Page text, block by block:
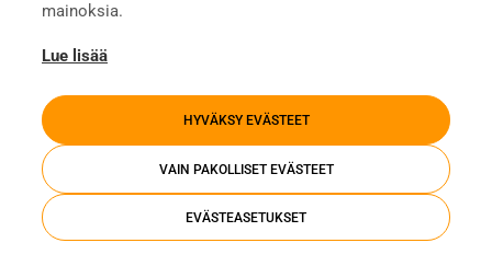
mainoksia.
Lue lisää
HYVÄKSY EVÄSTEET
VAIN PAKOLLISET EVÄSTEET
EVÄSTEASETUKSET